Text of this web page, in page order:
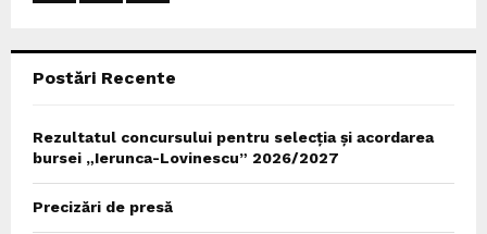
Postări Recente
Rezultatul concursului pentru selecția și acordarea
bursei „Ierunca-Lovinescu” 2026/2027
Precizări de presă